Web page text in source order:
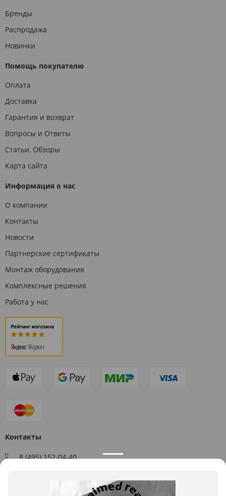
Бренды
Распродажа
Новинки
Помощь покупателю
Оплата
Доставка
Гарантия и возврат
Вопросы и Ответы
Статьи, Обзоры
Карта сайта
Информация о нас
О компании
Контакты
Новости
Партнерские сертификаты
Монтаж оборудования
Комплексные решения
Работа у нас
Контакты
8 (495) 152-04-40
109544, г. Москва, ул. Большая Андроньевская, д. 17